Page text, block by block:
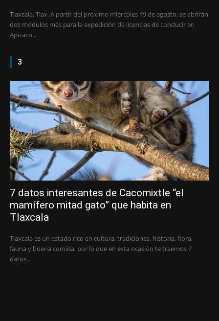
Tlaxcala, Tlax. A partir del próximo miércoles 19 de agosto, se abrirán
dos módulos más para la expedición de licencias de conducir en
Apizaco...
3
7 datos interesantes de Cacomixtle “el
mamífero mitad gato” que habita en
Tlaxcala
Tlaxcala es un estado rico en cultura, tradiciones, historia, flora,
fauna y buena comida, por lo que en esta ocasión te traemos 7
datos...